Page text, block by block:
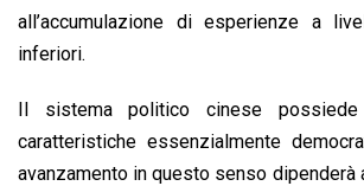
all’accumulazione di esperienze a
inferiori.
Il sistema politico cinese possiede
caratteristiche essenzialmente
avanzamento in questo senso dipenderà